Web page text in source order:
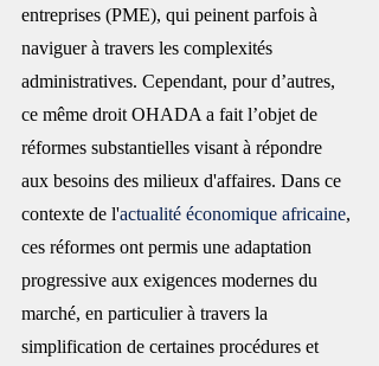
entreprises (PME), qui peinent parfois à
naviguer à travers les complexités
administratives. Cependant, pour d’autres,
ce même droit OHADA a fait l’objet de
réformes substantielles visant à répondre
aux besoins des milieux d'affaires. Dans ce
contexte de l'actualité économique africaine,
ces réformes ont permis une adaptation
progressive aux exigences modernes du
marché, en particulier à travers la
simplification de certaines procédures et